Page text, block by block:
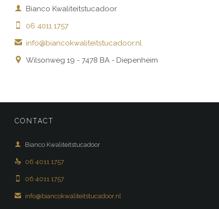
 Bianco Kwaliteitstucadoor
06 4011 1757
 info@biancokwaliteitstucadoor.nl
 Wilsonweg 19 - 7478 BA - Diepenheim
CONTACT
 Bianco Kwaliteitstucadoor
 06 4011 1757
06 4011 1757
 info@biancokwaliteitstucadoor.nl